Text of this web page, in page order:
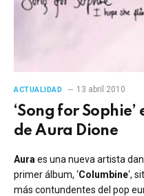
ACTUALIDAD 13 abril 2010
‘Song for
de Aura Dione
Aura es una nueva artista
primer álbum, ‘Columbine‘,
más contundentes del pop